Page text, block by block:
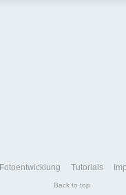
Fotoentwicklung Tutorials
Back to top